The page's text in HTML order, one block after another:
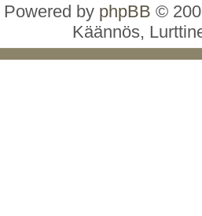
Powered by phpBB ©
Käännös,